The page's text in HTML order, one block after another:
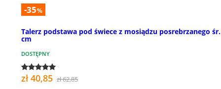
-35%
Talerz podstawa pod świece z mosiądzu posrebrzanego
cm
DOSTĘPNY
zł 40,85 zł 62,85